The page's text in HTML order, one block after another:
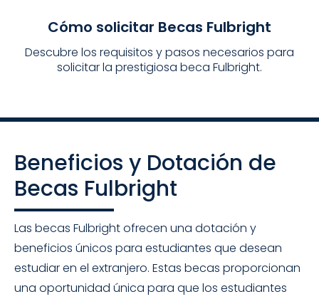
Cómo solicitar Becas Fulbright
Descubre los requisitos y pasos necesarios para
solicitar la prestigiosa beca Fulbright.
Beneficios y Dotación de
Becas Fulbright
Las becas Fulbright ofrecen una dotación y
beneficios únicos para estudiantes que desean
estudiar en el extranjero. Estas becas proporcionan
una oportunidad única para que los estudiantes